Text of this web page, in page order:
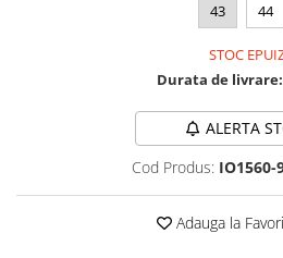
43 44
STOC
Durata de livrare:
ALERTA
Cod Produs: IO1560-
Adauga la